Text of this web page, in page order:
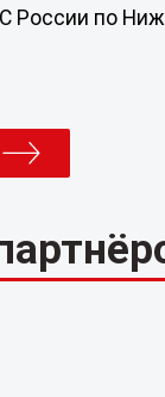
России по